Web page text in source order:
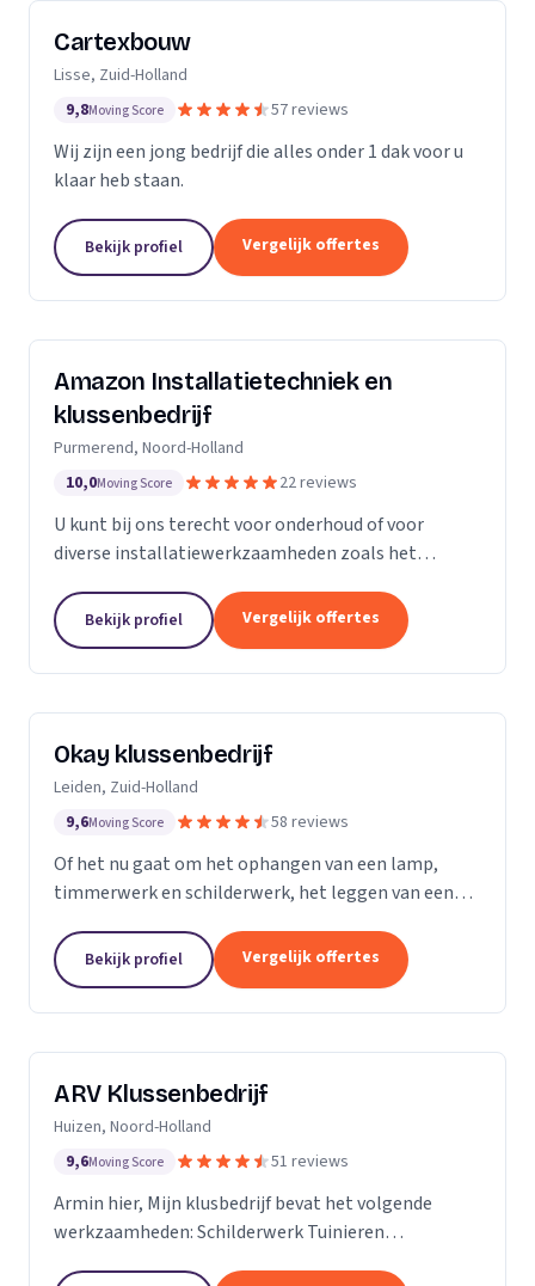
Cartexbouw
Lisse, Zuid-Holland
9,8Moving Score 57 reviews
Wij zijn een jong bedrijf die alles onder 1 dak voor u
klaar heb staan.
Bekijk profiel Vergelijk offertes
Amazon Installatietechniek en
klussenbedrijf
Purmerend, Noord-Holland
10,0Moving Score 22 reviews
U kunt bij ons terecht voor onderhoud of voor
diverse installatiewerkzaamheden zoals het
vloerverwarming, radiatoren, convectoren,
leidingwerk, geisers,...
Bekijk profiel Vergelijk offertes
Okay klussenbedrijf
Leiden, Zuid-Holland
9,6Moving Score 58 reviews
Of het nu gaat om het ophangen van een lamp,
timmerwerk en schilderwerk, het leggen van een
renovatie en aanleggen van een nieuwe badkamer
of...
Bekijk profiel Vergelijk offertes
ARV Klussenbedrijf
Huizen, Noord-Holland
9,6Moving Score 51 reviews
Armin hier, Mijn klusbedrijf bevat het volgende
werkzaamheden: Schilderwerk Tuinieren